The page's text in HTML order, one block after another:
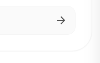
arrow_forward